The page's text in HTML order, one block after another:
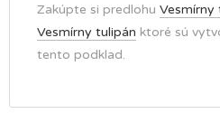
Zakúpte si predlohu Vesmírny
Vesmírny tulipán ktoré sú
tento podklad.